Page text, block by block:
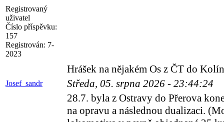
Registrovaný
uživatel
Číslo příspěvku:
157
Registrován: 7-
2023
Hrášek na nějakém Os z ČT do
Josef_sandr Středa, 05. srpna 2026 - 23:44:24
28.7. byla z Ostravy do Přerova
na opravu a následnou dualizaci.